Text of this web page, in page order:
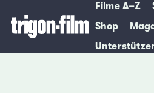
Filme A–Z
Shop